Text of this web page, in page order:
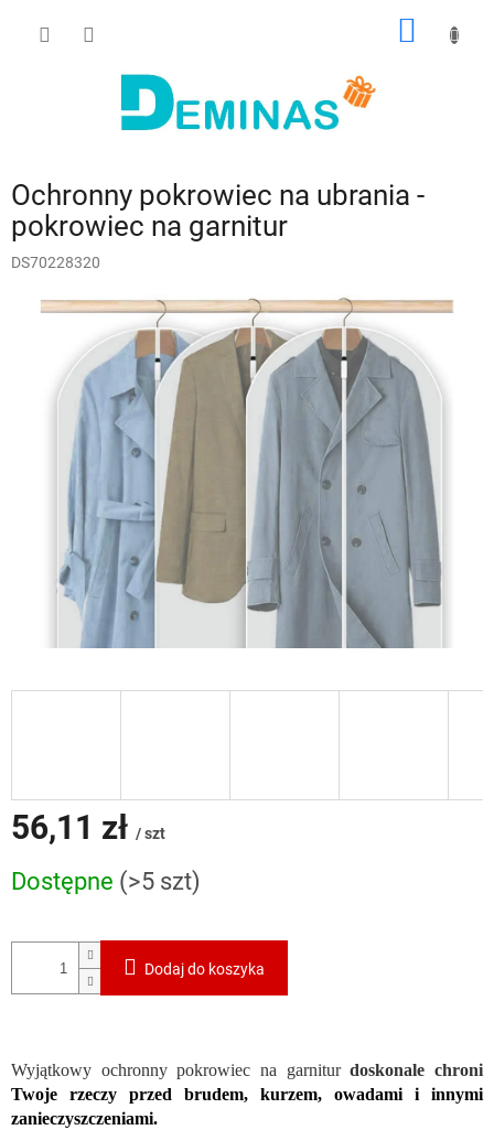
Ochronny pokrowiec na ubrania -
pokrowiec na garnitur
DS70228320
56,11 zł / szt
jednostkowa:
Dostępne (>5 szt)
Dodaj do koszyka
Wyjątkowy ochronny pokrowiec na garniturdoskonale chroni
Twoje rzeczy przed brudem, kurzem, owadami i innymi
zanieczyszczeniami.